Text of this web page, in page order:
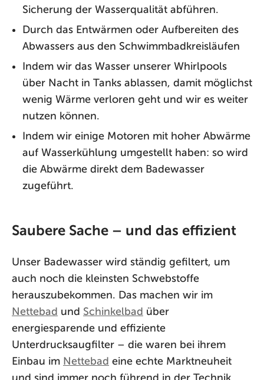
Sicherung der Wasserqualität abführen.
Durch das Entwärmen oder Aufbereiten des
Abwassers aus den Schwimmbadkreisläufen
Indem wir das Wasser unserer Whirlpools
über Nacht in Tanks ablassen, damit möglichst
wenig Wärme verloren geht und wir es weiter
nutzen können.
Indem wir einige Motoren mit hoher Abwärme
auf Wasserkühlung umgestellt haben: so wird
die Abwärme direkt dem Badewasser
zugeführt.
Saubere Sache – und das effizient
Unser Badewasser wird ständig gefiltert, um
auch noch die kleinsten Schwebstoffe
herauszubekommen. Das machen wir im
Nettebad und Schinkelbad über
energiesparende und effiziente
Unterdrucksaugfilter – die waren bei ihrem
Einbau im Nettebad eine echte Marktneuheit